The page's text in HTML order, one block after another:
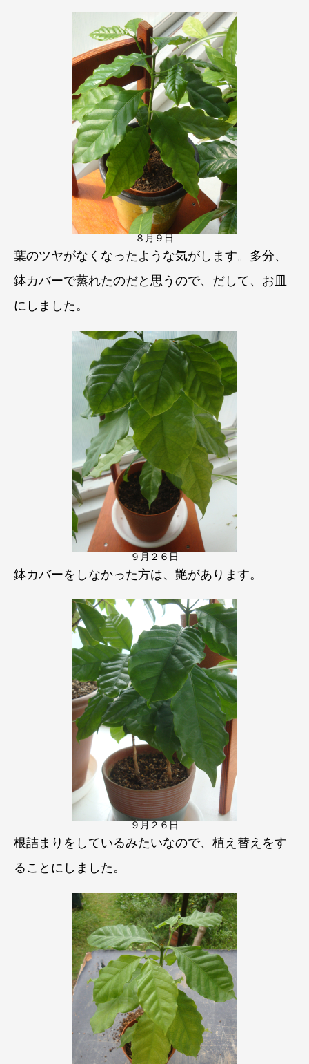
８月９日
葉のツヤがなくなったような気がします。多分、
鉢カバーで蒸れたのだと思うので、だして、お皿
にしました。
９月２６日
鉢カバーをしなかった方は、艶があります。
９月２６日
根詰まりをしているみたいなので、植え替えをす
ることにしました。